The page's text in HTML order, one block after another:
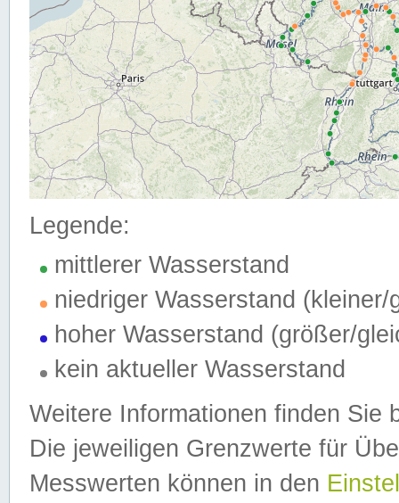
Legende:
mittlerer Wasserstand
niedriger Wasserstand (kleiner/
hoher Wasserstand (größer/
kein aktueller Wasserstand
Weitere Informationen finden Sie
Die jeweiligen Grenzwerte für
Messwerten können in den